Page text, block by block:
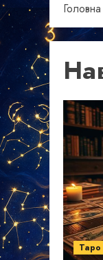
Головна
Таро